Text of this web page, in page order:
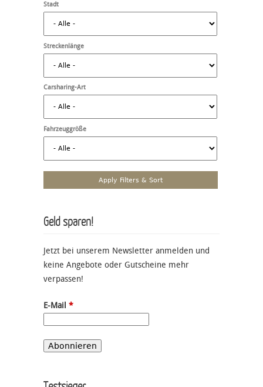
Stadt
Streckenlänge
Carsharing-Art
Fahrzeuggröße
Geld sparen!
Jetzt bei unserem Newsletter anmelden und
keine Angebote oder Gutscheine mehr
verpassen!
E-Mail *